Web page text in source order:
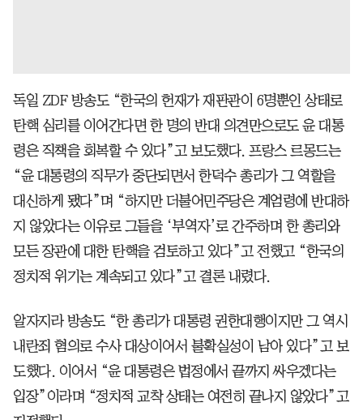
독일 ZDF 방송도 “한국의 헌재가 재판관이 6명뿐인 상태로
탄핵 심리를 이어간다면 한 명의 반대 의견만으로도 윤 대통
령은 직책을 회복할 수 있다”고 보도했다. 프랑스 르몽드는
“윤 대통령의 직무가 중단되면서 한덕수 총리가 그 역할을
대신하게 됐다”며 “하지만 더불어민주당은 계엄령에 반대하
지 않았다는 이유로 그들을 ‘부역자’로 간주하며 한 총리와
모든 장관에 대한 탄핵을 검토하고 있다”고 전했고 “한국의
정치적 위기는 계속되고 있다”고 결론 내렸다.
알자지라 방송도 “한 총리가 대통령 권한대행이지만 그 역시
내란죄 혐의로 수사 대상이어서 불확실성이 남아 있다”고 보
도했다. 이어서 “윤 대통령은 법정에서 끝까지 싸우겠다는
입장”이라며 “정치적 교착 상태는 여전히 끝나지 않았다”고